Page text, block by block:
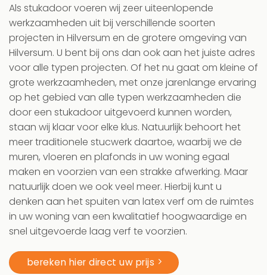
Als stukadoor voeren wij zeer uiteenlopende
werkzaamheden uit bij verschillende soorten
projecten in Hilversum en de grotere omgeving van
Hilversum. U bent bij ons dan ook aan het juiste adres
voor alle typen projecten. Of het nu gaat om kleine of
grote werkzaamheden, met onze jarenlange ervaring
op het gebied van alle typen werkzaamheden die
door een stukadoor uitgevoerd kunnen worden,
staan wij klaar voor elke klus. Natuurlijk behoort het
meer traditionele stucwerk daartoe, waarbij we de
muren, vloeren en plafonds in uw woning egaal
maken en voorzien van een strakke afwerking. Maar
natuurlijk doen we ook veel meer. Hierbij kunt u
denken aan het spuiten van latex verf om de ruimtes
in uw woning van een kwalitatief hoogwaardige en
snel uitgevoerde laag verf te voorzien.
bereken hier direct uw prijs